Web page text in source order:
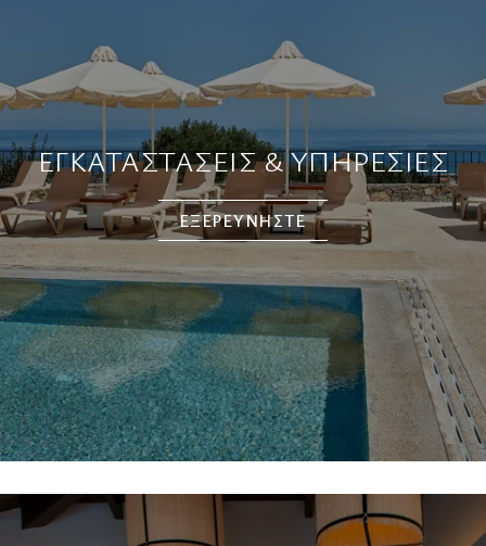
ΕΓΚΑΤΑΣΤΑΣΕΙΣ & ΥΠΗΡΕΣΙΕΣ
ΕΞΕΡΕΥΝΗΣΤΕ